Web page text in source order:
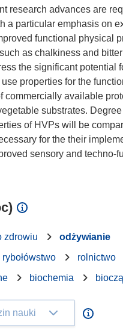
research advances are
a particular emphasis on
functional physical
as chalkiness and
the significant potential
properties for the
commercially available
substrates.
of HVPs will be
for the their
sensory and techno-
zdrowiu
odżywianie
rolnictwo
biochemia
nauki